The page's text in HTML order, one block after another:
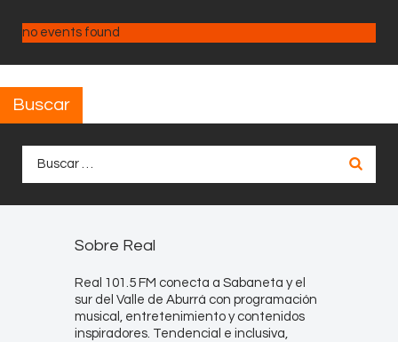
no events found
Buscar
Sobre Real
Real 101.5 FM conecta a Sabaneta y el
sur del Valle de Aburrá con programación
musical, entretenimiento y contenidos
inspiradores. Tendencial e inclusiva,